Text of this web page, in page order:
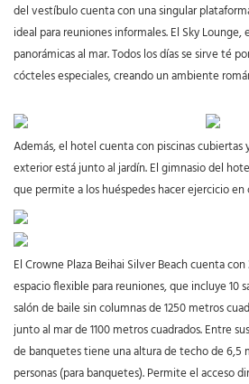
del vestíbulo cuenta con una singular
ideal para reuniones informales. El Sky Lounge,
panorámicas al mar. Todos los días se sirve té
cócteles especiales, creando un ambiente
Además, el hotel cuenta con piscinas cubiertas
exterior está junto al jardín. El gimnasio del
que permite a los huéspedes hacer ejercicio
El Crowne Plaza Beihai Silver Beach cuenta
espacio flexible para reuniones, que incluye 10
salón de baile sin columnas de 1250 metros
junto al mar de 1100 metros cuadrados. Entre
de banquetes tiene una altura de techo de 6,5
personas (para banquetes). Permite el acceso